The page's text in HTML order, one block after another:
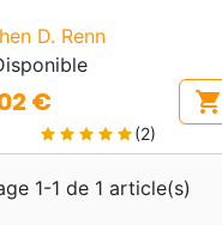
D. Renn
€ shopping_cart
star star star star star(2)
1-1 de 1 article(s)